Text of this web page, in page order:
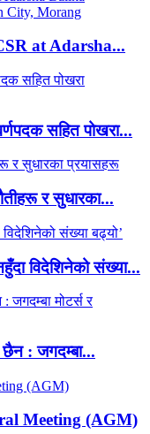
at Adarsha...
सहित पोखरा...
र सुधारका...
विदेशिनेको संख्या...
: जगदम्बा...
Meeting (AGM)